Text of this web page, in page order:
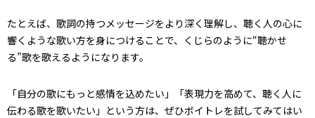
たとえば、歌詞の持つメッセージをより深く理解し、聴く人の心に
響くような歌い方を身につけることで、くじらのように“聴かせ
る”歌を歌えるようになります。
「自分の歌にもっと感情を込めたい」「表現力を高めて、聴く人に
伝わる歌を歌いたい」という方は、ぜひボイトレを試してみてはい